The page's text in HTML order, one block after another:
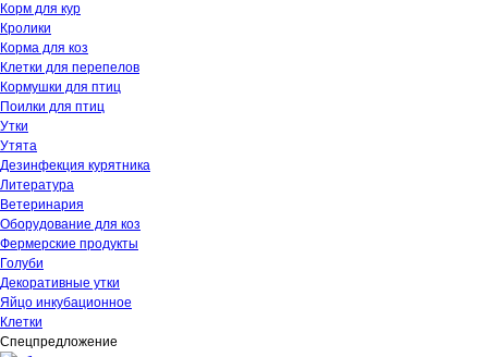
Корм для кур
Кролики
Корма для коз
Клетки для перепелов
Кормушки для птиц
Поилки для птиц
Утки
Утята
Дезинфекция курятника
Литература
Ветеринария
Оборудование для коз
Фермерские продукты
Голуби
Декоративные утки
Яйцо инкубационное
Клетки
Спецпредложение